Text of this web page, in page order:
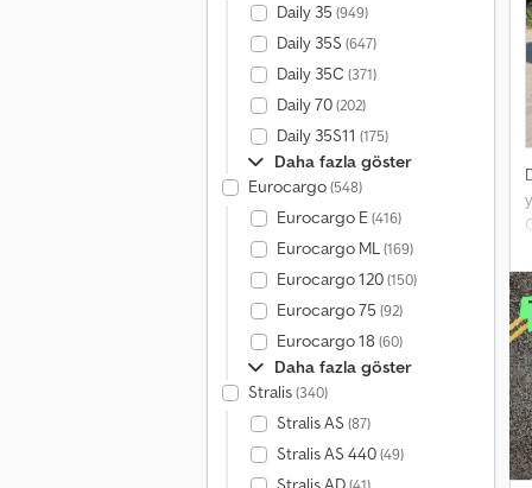
Daily 35 (949)
Daily 35S (647)
Daily 35C (371)
Daily 70(202)
Daily 35S11 (175)
Daha fazla göster
Eurocargo(548)
Eurocargo E(416)
Eurocargo ML(169)
Eurocargo 120(150)
Eurocargo 75 (92)
Eurocargo 18 (60)
Daha fazla göster
Stralis(340)
Stralis AS (87)
Stralis AS 440(49)